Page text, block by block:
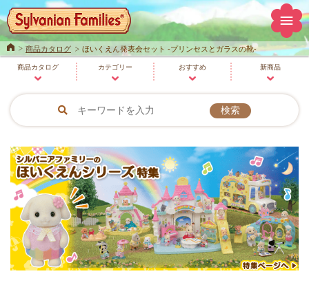
Home商品カタログ ほいくえん発表会セット -プリンセスとガラスの靴-
新商品
おすすめ
カテゴリー
商品カタログ